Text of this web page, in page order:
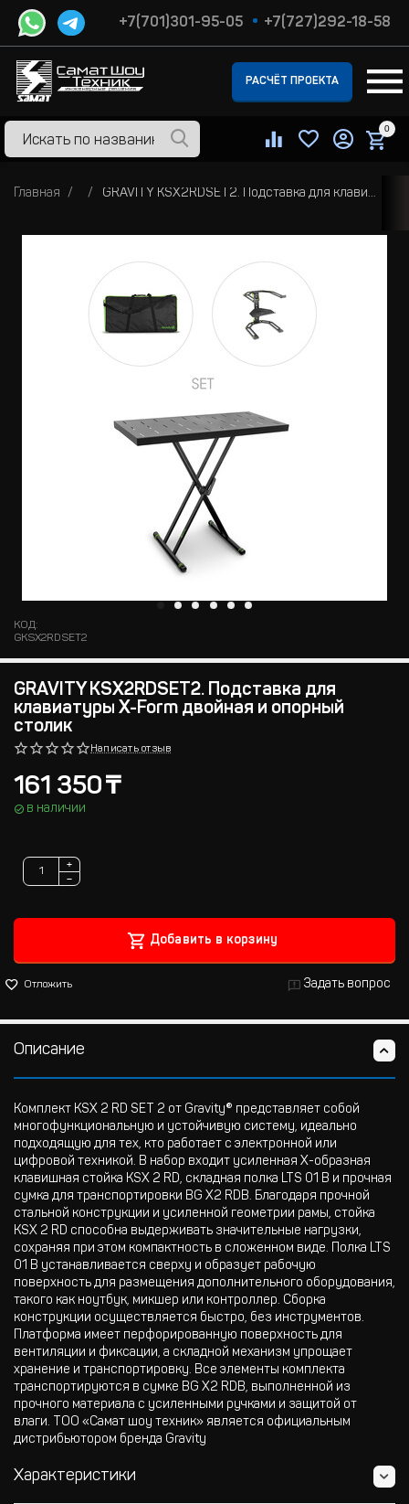
+7(701)301-95-05 +7(727)292-18-58
РАСЧЁТ ПРОЕКТА
0
Главная GRAVITY KSX2RDSET2. Подставка для клавиатуры X-Form двойная и опорный столик
КОД:
GKSX2RDSET2
GRAVITY KSX2RDSET2. Подставка для
клавиатуры X-Form двойная и опорный
столик
Написать отзыв
161 350₸
в наличии
+
−
Добавить в корзину
Отложить Задать вопрос
Описание
Комплект KSX 2 RD SET 2 от Gravity® представляет собой
многофункциональную и устойчивую систему, идеально
подходящую для тех, кто работает с электронной или
цифровой техникой. В набор входит усиленная Х-образная
клавишная стойка KSX 2 RD, складная полка LTS 01 B и прочная
сумка для транспортировки BG X2 RDB. Благодаря прочной
стальной конструкции и усиленной геометрии рамы, стойка
KSX 2 RD способна выдерживать значительные нагрузки,
сохраняя при этом компактность в сложенном виде. Полка LTS
01 B устанавливается сверху и образует рабочую
поверхность для размещения дополнительного оборудования,
такого как ноутбук, микшер или контроллер. Сборка
конструкции осуществляется быстро, без инструментов.
Платформа имеет перфорированную поверхность для
вентиляции и фиксации, а складной механизм упрощает
хранение и транспортировку. Все элементы комплекта
транспортируются в сумке BG X2 RDB, выполненной из
прочного материала с усиленными ручками и защитой от
влаги. ТОО «Самат шоу техник» является официальным
дистрибьютором бренда Gravity
Характеристики